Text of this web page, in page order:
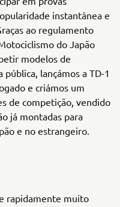
instantânea e
ao regulamento
do Japão
modelos de
lançámos a TD-1
e criámos um
de competição, vendido
já montadas para
e no estrangeiro.
rapidamente muito